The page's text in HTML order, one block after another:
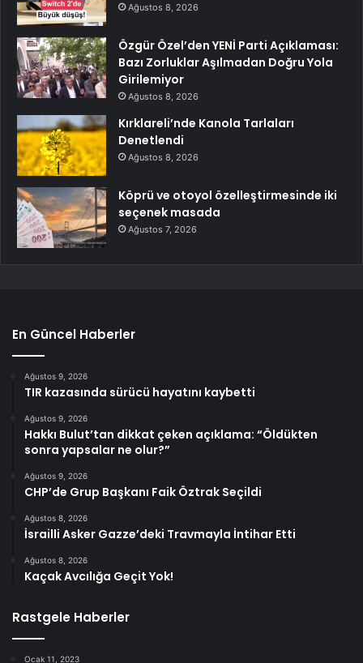
Ağustos 8, 2026
Özgür Özel’den YENİ Parti Açıklaması:
Bazı Zorluklar Aşılmadan Doğru Yola
Girilemiyor
Ağustos 8, 2026
Kırklareli’nde Kanola Tarlaları
Denetlendi
Ağustos 8, 2026
Köprü ve otoyol özelleştirmesinde iki
seçenek masada
Ağustos 7, 2026
En Güncel Haberler
Ağustos 9, 2026
TIR kazasında sürücü hayatını kaybetti
Ağustos 9, 2026
Hakkı Bulut’tan dikkat çeken açıklama: “Öldükten
sonra yapsalar ne olur?”
Ağustos 9, 2026
CHP’de Grup Başkanı Faik Öztrak Seçildi
Ağustos 8, 2026
İsrailli Asker Gazze’deki Travmayla İntihar Etti
Ağustos 8, 2026
Kaçak Avcılığa Geçit Yok!
Rastgele Haberler
Ocak 11, 2023